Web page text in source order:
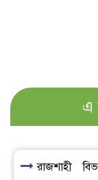
এ
রাজশাহী